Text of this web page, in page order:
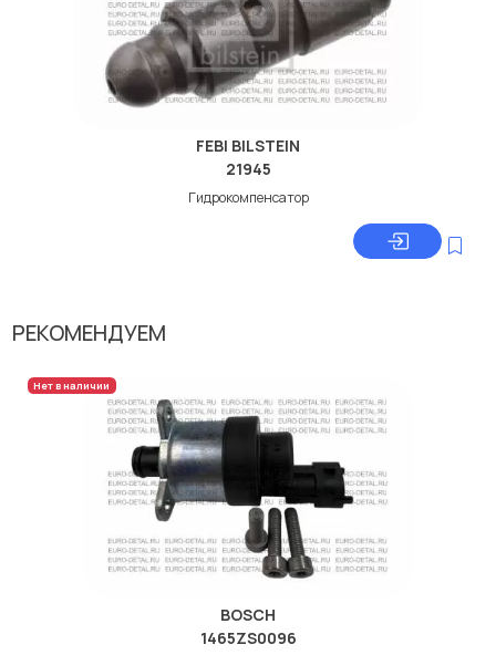
FEBI BILSTEIN
21945
Гидрокомпенсатор
РЕКОМЕНДУЕМ
Нет в наличии
BOSCH
1465ZS0096